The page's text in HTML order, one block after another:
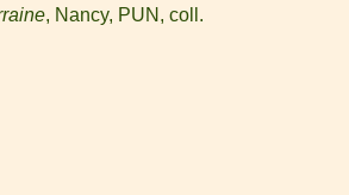
, Nancy, PUN, coll.